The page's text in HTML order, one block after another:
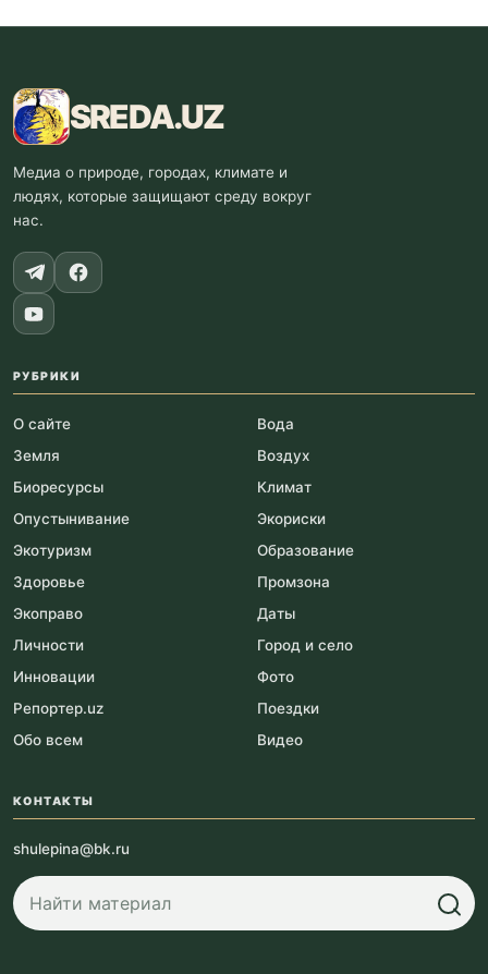
SREDA.UZ
Медиа о природе, городах, климате и
людях, которые защищают среду вокруг
нас.
РУБРИКИ
О сайте
Вода
Земля
Воздух
Биоресурсы
Климат
Опустынивание
Экориски
Экотуризм
Образование
Здоровье
Промзона
Экоправо
Даты
Личности
Город и село
Инновации
Фото
Репортер.uz
Поездки
Обо всем
Видео
КОНТАКТЫ
shulepina@bk.ru